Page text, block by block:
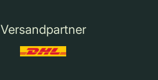
Versandpartner